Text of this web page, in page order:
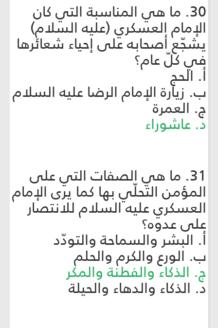
30. ما هي المناسبة التي كان
الإمام العسكري (عليه السلام)
يشجّع أصحابه على إحياء شعائرها
في كلّ عام؟
أ. الحج
ب. زيارة الإمام الرضا عليه السلام
ج. العمرة
د. عاشوراء
31. ما هي الصفات التي على
المؤمن التحلّي بها كما يرى الإمام
العسكري عليه السلام للانتصار
على عدوه؟
أ. البشر والسماحة والتودّد
ب. الورع والكرم والحلم
ج. الذكاء والفطنة والمكر
د. الذكاء والدهاء والحيلة